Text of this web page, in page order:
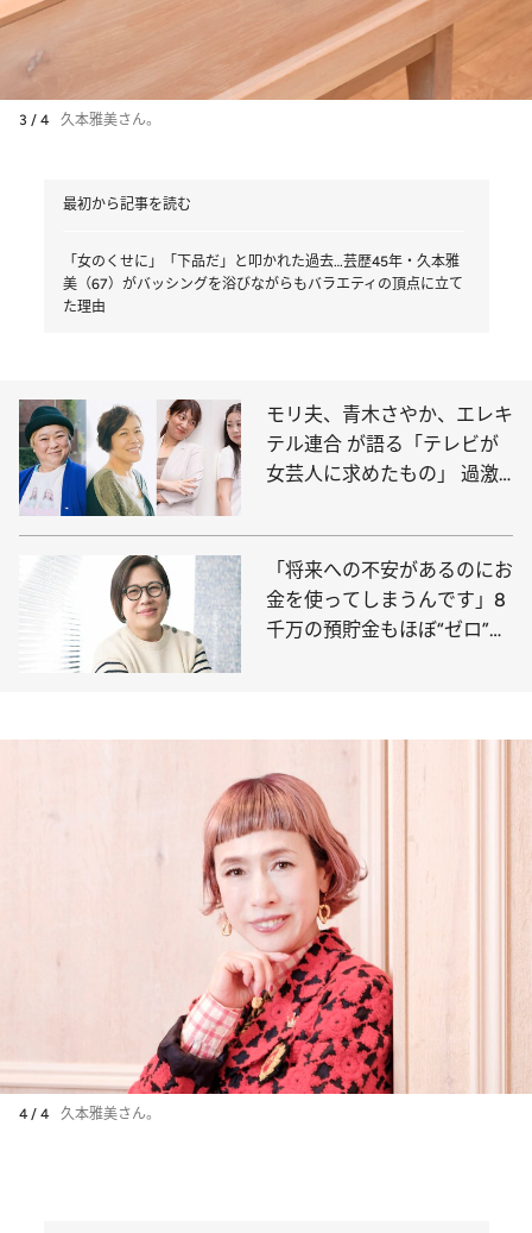
3 / 4 久本雅美さん。
最初から記事を読む
「女のくせに」「下品だ」と叩かれた過去…芸歴45年・久本雅
美（67）がバッシングを浴びながらもバラエティの頂点に立て
た理由
モリ夫、青木さやか、エレキ
テル連合 が語る「テレビが
女芸人に求めたもの」 過激
も…
「将来への不安があるのにお
金を使ってしまうんです」8
千万の預貯金もほぼ“ゼロ”、
4 / 4 久本雅美さん。